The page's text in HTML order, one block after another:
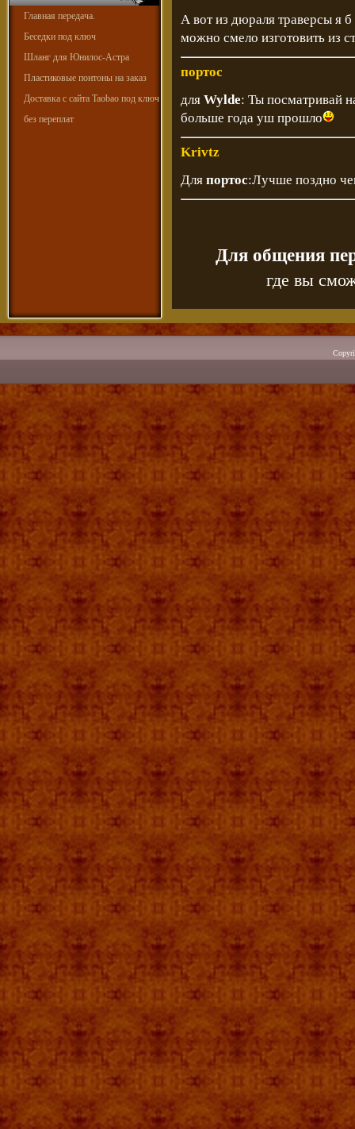
Главная передача.
Беседки под ключ
Шланг для Юнилос-Астра
Пластиковые понтоны на заказ
Доставка с сайта Taobao под ключ
без переплат
А вот из дюраля траверсы я
можно смело изготовить из
портос
для Wylde: Ты посматривай
больше года уш прошло
Krivtz
Для портос:Лучше поздно
Для общения
где вы